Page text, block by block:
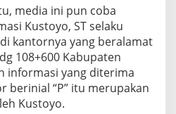
media ini pun coba
Kustoyo, ST selaku
di kantornya yang beralamat
108+600 Kabupaten
informasi yang diterima
berinial “P” itu merupakan
Kustoyo.